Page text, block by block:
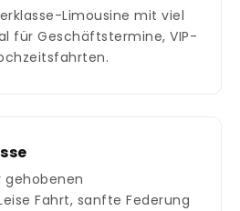
Limousine mit viel
für Geschäftstermine, VIP-
gehobenen
Fahrt, sanfte Federung